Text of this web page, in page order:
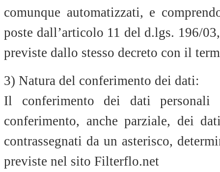
comunque automatizzati, e
poste dall’articolo 11 del d.lgs. 196/
previste dallo stesso decreto con il
3) Natura del conferimento dei dati:
Il conferimento dei dati personali
conferimento, anche parziale, dei
contrassegnati da un asterisco,
previste nel sito Filterflo.net